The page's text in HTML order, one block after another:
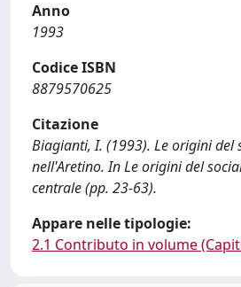
Anno
1993
Codice ISBN
8879570625
Citazione
Biagianti, I. (1993). Le origini del
nell'Aretino. In Le origini del
centrale (pp. 23-63).
Appare nelle tipologie:
2.1 Contributo in volume